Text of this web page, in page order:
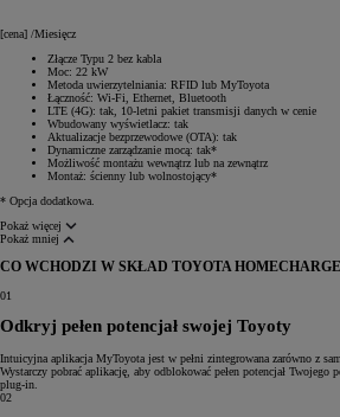
[cena] /Miesięcz
Złącze Typu 2 bez kabla
Moc: 22 kW
Metoda uwierzytelniania: RFID lub MyToyota
Łączność: Wi-Fi, Ethernet, Bluetooth
LTE (4G): tak, 10-letni pakiet transmisji danych w cenie
Wbudowany wyświetlacz: tak
Aktualizacje bezprzewodowe (OTA): tak
Dynamiczne zarządzanie mocą: tak*
Możliwość montażu wewnątrz lub na zewnątrz
Montaż: ścienny lub wolnostojący*
* Opcja dodatkowa.
Pokaż więcej
Pokaż mniej
CO WCHODZI W SKŁAD TOYOTA HOMECHARGE
01
Odkryj pełen potencjał swojej Toyoty
Intuicyjna aplikacja MyToyota jest w pełni zintegrowana zarówno z
Wystarczy pobrać aplikację, aby odblokować pełen potencjał
plug-in.
02